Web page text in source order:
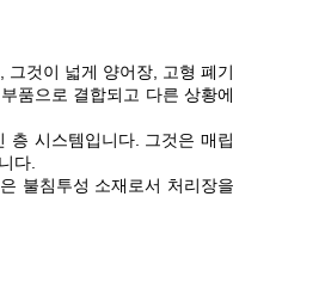
것이 넓게 양어장, 고형 폐기
품으로 결합되고 다른 상황에
층 시스템입니다. 그것은 매립
다.
불침투성 소재로서 처리장을